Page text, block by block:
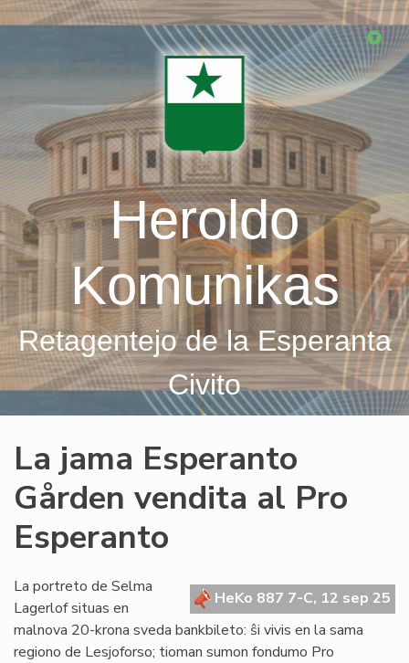
Skip
Heroldo
Komunikas
Retagentejo de la Esperanta
Civito
La jama Esperanto
Gården vendita al Pro
Esperanto
HeKo 887 7-C, 12 sep 25
La portreto de Selma
Lagerlof situas en
malnova 20-krona sveda bankbileto: ŝi vivis en la sama
regiono de Lesjoforso; tioman sumon fondumo Pro